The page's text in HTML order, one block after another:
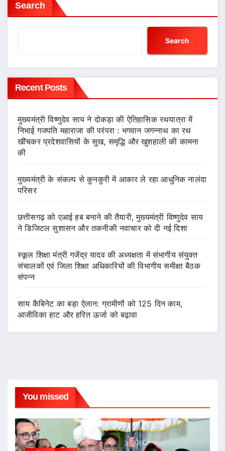
Search
Search
Recent Posts
मुख्यमंत्री विष्णुदेव साय ने दोकड़ा की ऐतिहासिक रथयात्रा में
निभाई गजपति महाराजा की परंपरा : भगवान जगन्नाथ का रथ
खींचकर प्रदेशवासियों के सुख, समृद्धि और खुशहाली की कामना
की
मुख्यमंत्री के संकल्प से कुनकुरी में आकार ले रहा आधुनिक नालंदा
परिसर
छत्तीसगढ़ को एआई हब बनाने की तैयारी, मुख्यमंत्री विष्णुदेव साय
ने डिजिटल सुशासन और तकनीकी नवाचार को दी नई दिशा
स्कूल शिक्षा मंत्री गजेंद्र यादव की अध्यक्षता में संभागीय संयुक्त
संचालकों एवं जिला शिक्षा अधिकारियों की विभागीय समीक्षा बैठक
संपन्न
साय कैबिनेट का बड़ा ऐलान: ग्रामीणों को 125 दिन काम,
आजीविका हाट और हरित ऊर्जा को बढ़ावा
You missed